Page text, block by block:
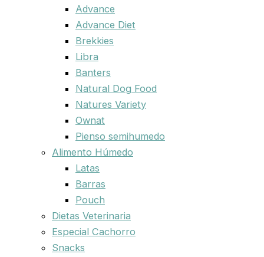
Advance
Advance Diet
Brekkies
Libra
Banters
Natural Dog Food
Natures Variety
Ownat
Pienso semihumedo
Alimento Húmedo
Latas
Barras
Pouch
Dietas Veterinaria
Especial Cachorro
Snacks